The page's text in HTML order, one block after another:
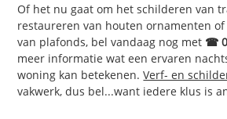
Of het nu gaat om het schilderen van
restaureren van houten ornamenten
van plafonds, bel vandaag nog met ☎
meer informatie wat een ervaren
woning kan betekenen.Verf- en
vakwerk, dus bel...want iedere klus is